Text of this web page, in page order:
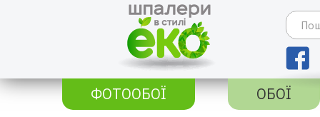
ФОТООБОЇ
ОБОЇ